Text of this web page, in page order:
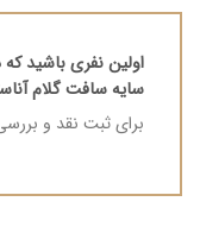
اولین نفری باشید
سایه سافت گلام
برای ثبت نقد و